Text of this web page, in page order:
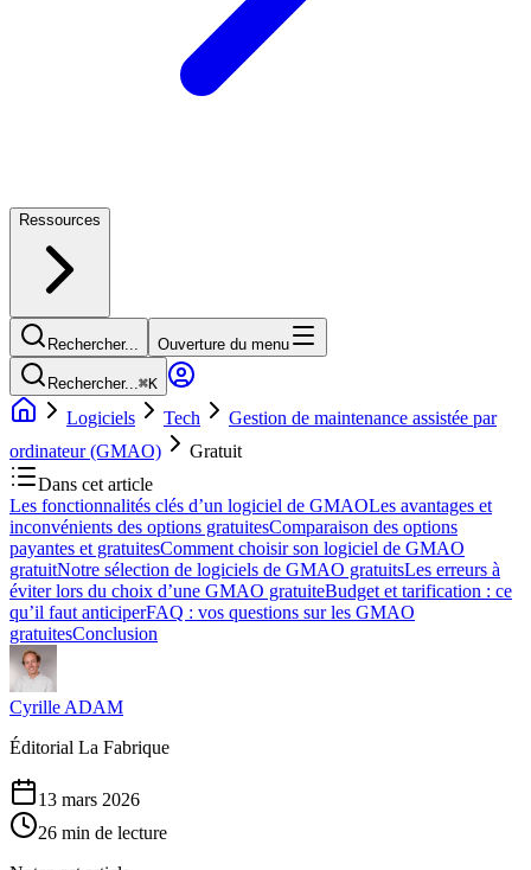
Ressources
Rechercher... Ouverture du menu
Rechercher...⌘K
Logiciels Tech
Gestion de maintenance assistée par
ordinateur (GMAO)
Gratuit
Dans cet article
Les fonctionnalités clés d’un logiciel de GMAOLes avantages et
inconvénients des options gratuitesComparaison des options
payantes et gratuitesComment choisir son logiciel de GMAO
gratuitNotre sélection de logiciels de GMAO gratuitsLes erreurs à
éviter lors du choix d’une GMAO gratuiteBudget et tarification : ce
qu’il faut anticiperFAQ : vos questions sur les GMAO
gratuitesConclusion
Cyrille ADAM
Éditorial La Fabrique
13 mars 2026
26 min de lecture